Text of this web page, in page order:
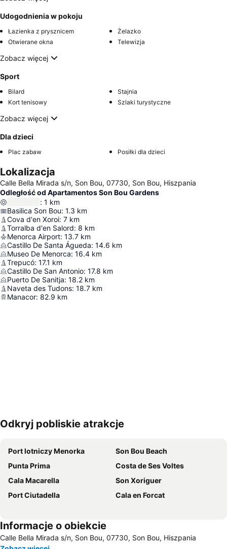
Udogodnienia w pokoju
Łazienka z prysznicem
Żelazko
Otwierane okna
Telewizja
Zobacz więcej
Sport
Bilard
Stajnia
Kort tenisowy
Szlaki turystyczne
Zobacz więcej
Dla dzieci
Plac zabaw Posiłki dla dzieci
Lokalizacja
Calle Bella Mirada s/n, Son Bou, 07730, Son Bou, Hiszpania
Odległość od Apartamentos Son Bou Gardens
: 1 km
Basilica Son Bou: 1.3 km
Cova d'en Xoroi: 7 km
Torralba d'en Salord: 8 km
Menorca Airport: 13.7 km
Castillo De Santa Águeda: 14.6 km
Museo De Menorca: 16.4 km
Trepucó: 17.1 km
Castillo De San Antonio: 17.8 km
Puerto De Sanitja: 18.2 km
Naveta des Tudons: 18.7 km
Manacor: 82.9 km
Powiększ mapę
Odkryj pobliskie atrakcje
Port lotniczy Menorka
Son Bou Beach
Punta Prima
Costa de Ses Voltes
Cala Macarella
Son Xoriguer
Port Ciutadella
Cala en Forcat
Informacje o obiekcie
Calle Bella Mirada s/n, Son Bou, 07730, Son Bou, Hiszpania